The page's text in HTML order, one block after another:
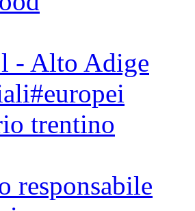
- Alto Adige
trentino
responsabile